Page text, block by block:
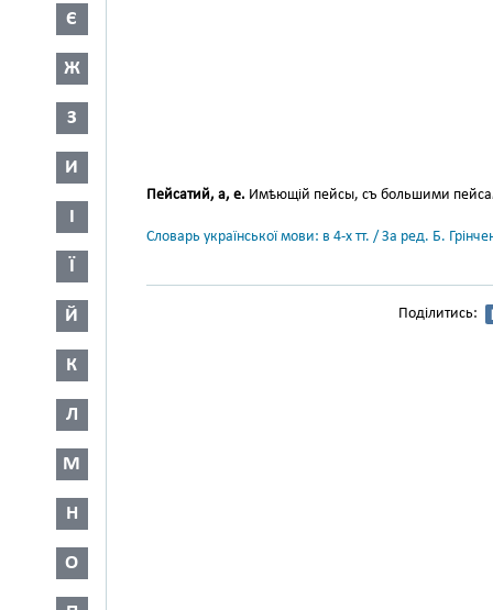
Є
Ж
З
И
І
Ї
Й
К
Л
М
Н
О
Пейсатий, а, е. Имѣющій пейсы, съ большими
Словарь української мови: в 4-х тт. / За ред. Б.
Поділитись: